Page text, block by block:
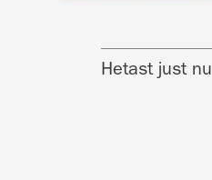
Hetast just nu